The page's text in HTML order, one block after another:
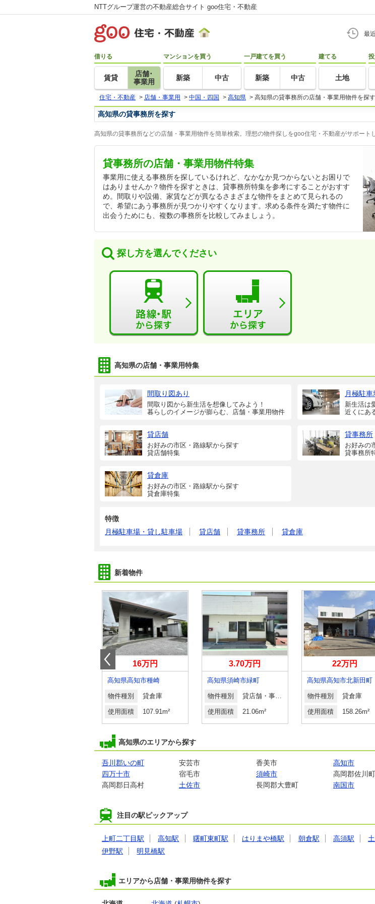
NTTグループ運営の不動産総合サイト goo住宅・不動産
最
借りる
賃貸
店舗･
事業用
マンションを買う
新築 中古
一戸建てを買う
新築 中古
建てる
土地
住宅・不動産 > 店舗・事業用 > 中国・四国 > 高知県 > 高知県の貸事務所の店舗・事業用物件を探す
高知県の貸事務所を探す
高知県の貸事務所などの店舗・事業用物件を簡単検索。理想の物件探しをgoo住宅・不動産がサポート
貸事務所の店舗・事業用物件特集
事業用に使える事務所を探しているけれど、なかなか見つからないとお困りで
はありませんか？物件を探すときは、貸事務所特集を参考にすることがおすす
め。間取りや設備、家賃などが異なるさまざまな物件をまとめて見られるの
で、希望にあう事務所が見つかりやすくなります。求める条件を満たす物件に
出会うためにも、複数の事務所を比較してみましょう。
探し方を選んでください
高知県の店舗・事業用特集
間取り図あり
間取り図から新生活を想像してみよう！
暮らしのイメージが膨らむ、店舗・事業用物件
月極駐
新生活は
近くにあ
貸店舗
お好みの市区・路線駅から探す
貸店舗特集
貸事務所
お好みの
貸事務所
貸倉庫
お好みの市区・路線駅から探す
貸倉庫特集
特徴
月極駐車場・貸し駐車場
貸店舗 貸事務所 貸倉庫
新着物件
16万円
高知県高知市種崎
物件種別 貸倉庫
使用面積 107.91m²
3.70万円
高知県須崎市緑町
物件種別 貸店舗・事務所
使用面積 21.06m²
22万円
高知県高知市北新田町
物件種別 貸倉庫
使用面積 158.26m²
高知県のエリアから探す
吾川郡いの町 安芸市 香美市 高知市
四万十市
宿毛市 須崎市 高岡郡佐川町
高岡郡日高村
土佐市 長岡郡大豊町 南国市
注目の駅ピックアップ
上町二丁目駅 高知駅 曙町東町駅 はりまや橋駅 朝倉駅 高須駅
伊野駅
明見橋駅
エリアから店舗・事業用物件を探す